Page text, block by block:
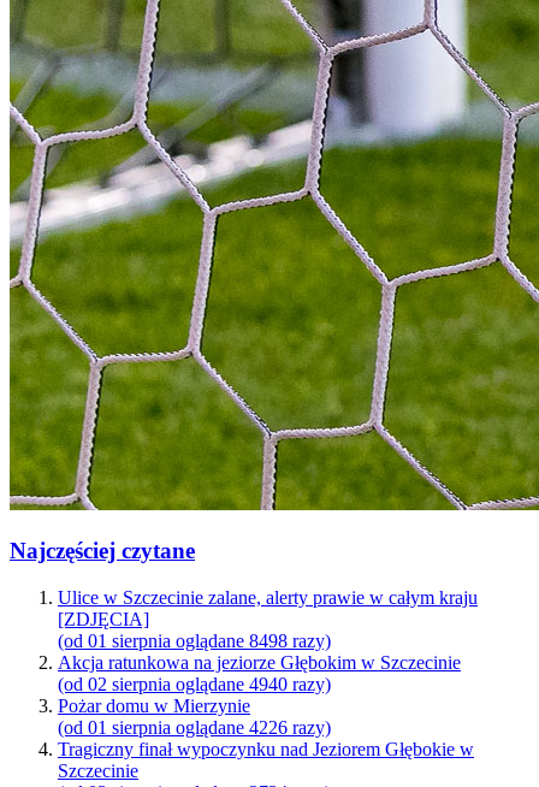
Najczęściej czytane
Ulice w Szczecinie zalane, alerty prawie w całym kraju
[ZDJĘCIA]
(od 01 sierpnia oglądane 8498 razy)
Akcja ratunkowa na jeziorze Głębokim w Szczecinie
(od 02 sierpnia oglądane 4940 razy)
Pożar domu w Mierzynie
(od 01 sierpnia oglądane 4226 razy)
Tragiczny finał wypoczynku nad Jeziorem Głębokie w
Szczecinie